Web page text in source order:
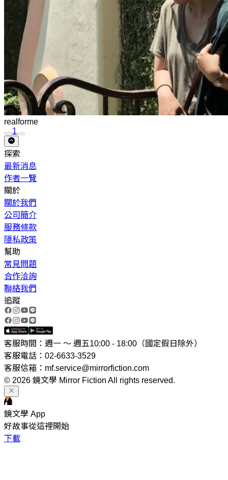
realforme
1
探索
最新消息
作者一覽
關於
關於我們
公司簡介
服務條款
隱私政策
幫助
常見問題
合作洽詢
聯絡我們
追蹤
客服時間：週一 ～ 週五10:00 - 18:00（國定假日除外）
客服電話：02-6633-3529
客服信箱：mf.service@mirrorfiction.com
© 2026 鏡文學 Mirror Fiction All rights reserved.
鏡文學 App
好故事從這裡開始
下載